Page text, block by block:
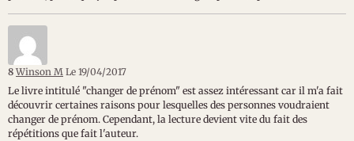
8 Winson M Le 19/04/2017
Le livre intitulé "changer de prénom" est assez intéressant car il m'a fait
découvrir certaines raisons pour lesquelles des personnes voudraient
changer de prénom. Cependant, la lecture devient vite du fait des
répétitions que fait l'auteur.